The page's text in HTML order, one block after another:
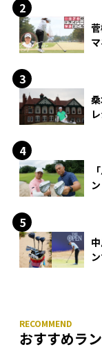
おすすめラ